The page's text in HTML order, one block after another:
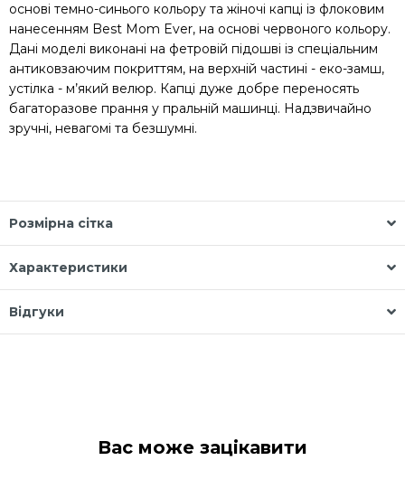
основі темно-синього кольору та жіночі капці із флоковим
нанесенням Best Mom Ever, на основі червоного кольору.
Дані моделі виконані на фетровій підошві із спеціальним
антиковзаючим покриттям, на верхній частині - еко-замш,
устілка - м’який велюр. Капці дуже добре переносять
багаторазове прання у пральній машинці. Надзвичайно
зручні, невагомі та безшумні.
Розмірна сітка
Характеристики
Відгуки
Вас може зацікавити